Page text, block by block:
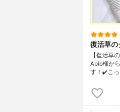
復活草の
【復活草
Abib様か
す！✔️こ